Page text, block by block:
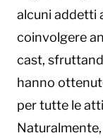
alcuni addetti
coinvolgere
cast,
hanno
per tutte le